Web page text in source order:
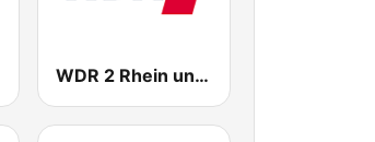
WDR 2 Rhein und Ruhr